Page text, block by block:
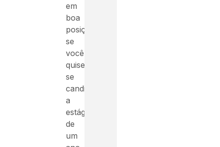
em
boa
posição
se
você
quiser
se
candidatar
a
estágios
de
um